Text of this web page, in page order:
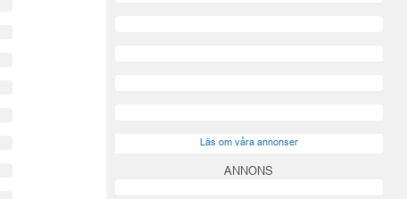
Läs om våra annonser
ANNONS